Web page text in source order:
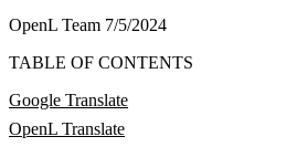
OpenL Team 7/5/2024
TABLE OF CONTENTS
Google Translate
OpenL Translate